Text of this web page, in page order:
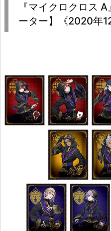
『マイクロクロス
ーター】《2020年